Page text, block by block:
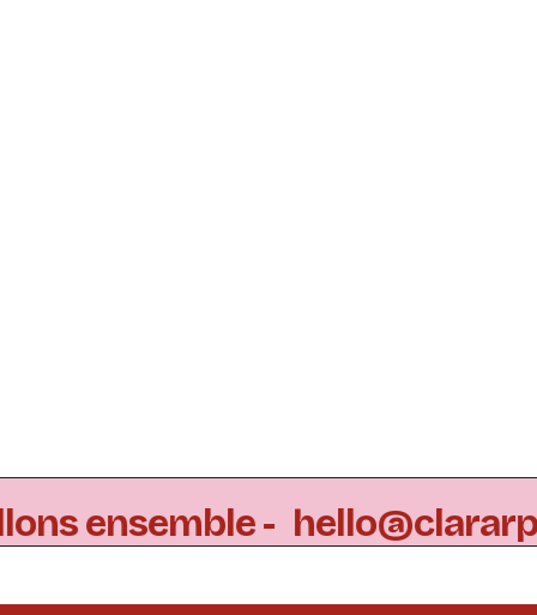
ensemble -